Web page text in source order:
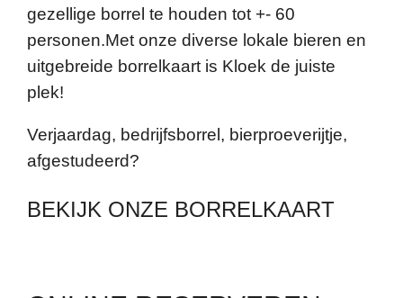
gezellige borrel te houden tot +- 60
personen.Met onze diverse lokale bieren en
uitgebreide borrelkaart is Kloek de juiste
plek!
Verjaardag, bedrijfsborrel, bierproeverijtje,
afgestudeerd?
BEKIJK ONZE BORRELKAART